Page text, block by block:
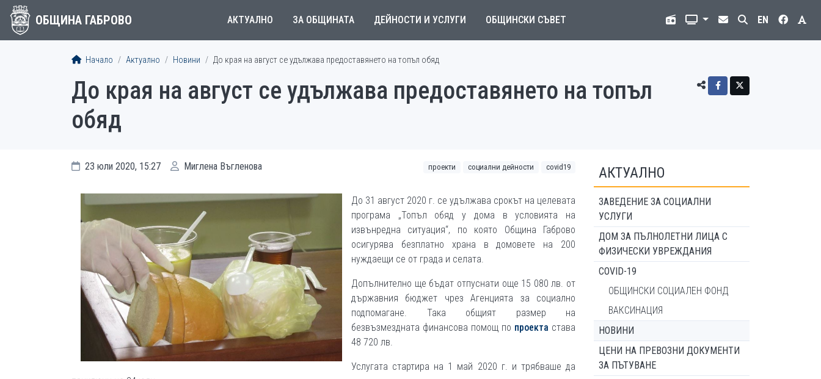
ОБЩИНА ГАБРОВО АКТУАЛНО ЗА ОБЩИНАТА ДЕЙНОСТИ И УСЛУГИ ОБЩИНСКИ СЪВЕТ EN
Начало Актуално Новини До края на август се удължава предоставянето на топъл обяд
До края на август се удължава предоставянето на топъл
обяд
23 юли 2020, 15:27 Миглена Въгленова проекти социални дейности covid19
До 31 август 2020 г. се удължава срокът на целевата
програма „Топъл обяд у дома в условията на
извънредна ситуация“, по която Община Габрово
осигурява безплатно храна в домовете на 200
нуждаещи се от града и селата.
Допълнително ще бъдат отпуснати още 15 080 лв. от
държавния бюджет чрез Агенцията за социално
подпомагане. Така общият размер на
безвъзмездната финансова помощ по проекта става
48 720 лв.
Услугата стартира на 1 май 2020 г. и трябваше да
АКТУАЛНО
ЗАВЕДЕНИЕ ЗА СОЦИАЛНИ
УСЛУГИ
ДОМ ЗА ПЪЛНОЛЕТНИ ЛИЦА С
ФИЗИЧЕСКИ УВРЕЖДАНИЯ
COVID-19
ОБЩИНСКИ СОЦИАЛЕН ФОНД
ВАКСИНАЦИЯ
НОВИНИ
ЦЕНИ НА ПРЕВОЗНИ ДОКУМЕНТИ
ЗА ПЪТУВАНЕ